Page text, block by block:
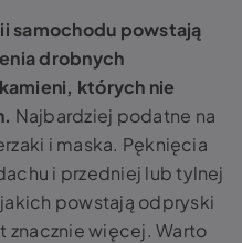
samochodu powstają
drobnych
, których nie
Najbardziej podatne na
i maska. Pęknięcia
i przedniej lub tylnej
powstają odpryski
znacznie więcej. Warto